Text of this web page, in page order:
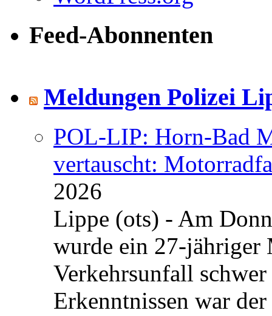
Feed-Abonnenten
Meldungen Polizei
POL-LIP: Horn-Bad
vertauscht:
2026
Lippe (ots) - Am
wurde ein 27-jähriger
Verkehrsunfall
Erkenntnissen war